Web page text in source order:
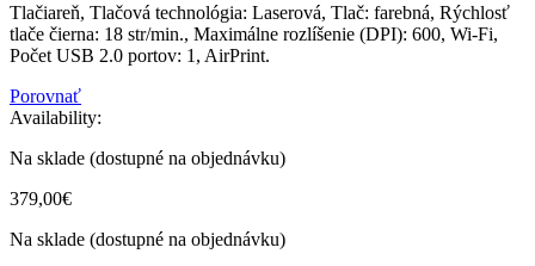
Tlačiareň, Tlačová technológia: Laserová, Tlač: farebná, Rýchlosť
tlače čierna: 18 str/min., Maximálne rozlíšenie (DPI): 600, Wi-Fi,
Počet USB 2.0 portov: 1, AirPrint.
Porovnať
Availability:
Na sklade (dostupné na objednávku)
379,00€
Na sklade (dostupné na objednávku)